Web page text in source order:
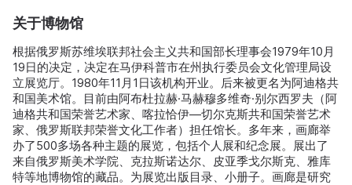
关于博物馆
根据俄罗斯苏维埃联邦社会主义共和国部长理事会1979年10月
19日的决定，决定在马伊科普市在州执行委员会文化管理局设
立展览厅。1980年11月1日该机构开业。后来被更名为阿迪格共
和国美术馆。目前由阿布杜拉赫·马赫穆多维奇·别尔西罗夫（阿
迪格共和国荣誉艺术家、喀拉恰伊—切尔克斯共和国荣誉艺术
家、俄罗斯联邦荣誉文化工作者）担任馆长。多年来，画廊举
办了500多场各种主题的展览，包括个人展和纪念展。展出了
来自俄罗斯美术学院、克拉斯诺达尔、皮亚季戈尔斯克、雅库
特等地博物馆的藏品。为展览出版目录、小册子。画廊是研究